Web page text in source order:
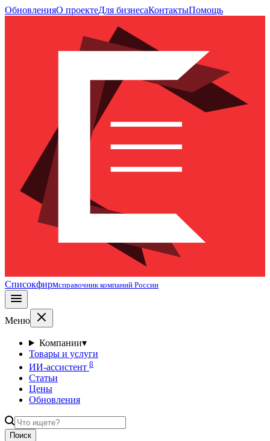
ОбновленияО проектеДля бизнесаКонтактыПомощь
Списокфирмсправочник компаний России
Меню
Компании▾
Товары и услуги
ИИ-ассистент β
Статьи
Цены
Обновления
Поиск